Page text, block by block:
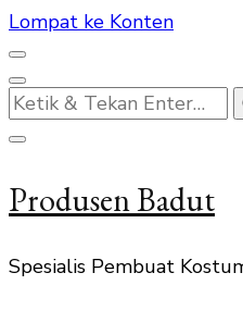
Lompat ke Konten
Mencari
Sesuatu?
Produsen Badut
Spesialis Pembuat